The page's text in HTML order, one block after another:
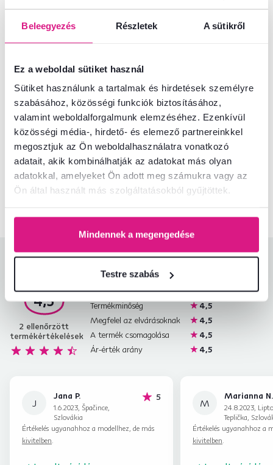
Beleegyezés Részletek A sütikről
Ez a weboldal sütiket használ
Sütiket használunk a tartalmak és hirdetések személyre
szabásához, közösségi funkciók biztosításához,
valamint weboldalforgalmunk elemzéséhez. Ezenkívül
közösségi média-, hirdető- és elemező partnereinkkel
megosztjuk az Ön weboldalhasználatra vonatkozó
adatait, akik kombinálhatják az adatokat más olyan
adatokkal, amelyeket Ön adott meg számukra vagy az
Ön által használt más szolgáltatásokból gyűjtöttek.
Mindennek a megengedése
Testre szabás
Alapparaméterek
Csomagolási információk
Nem találta meg a szükséges információkat?
Vegye fel velünk a kapcsolatot, és örömmel adunk tanácsot
+36 20 512 1458 Beszélgetés indítása
Termékértékelések
4,5
2 ellenőrzött
termékértékelések
Könnyű összeszerelés
4,5
Termékminőség
4,5
Megfelel az elvárásoknak
4,5
A termék csomagolása
4,5
Ár-érték arány
4,5
J
Jana P.
1.6.2023, Špačince,
Szlovákia
5hviezdičiek
Értékelés ugyanahhoz a modellhez, de más
kivitelben.
M
Marianna N.
24.8.2023,
Teplička,
Értékelés ugyanahhoz a
kivitelben.